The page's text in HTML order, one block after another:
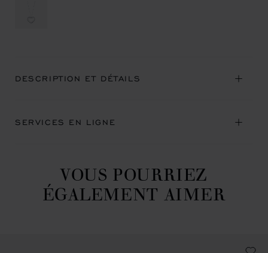
DESCRIPTION ET DÉTAILS
SERVICES EN LIGNE
VOUS POURRIEZ
ÉGALEMENT AIMER